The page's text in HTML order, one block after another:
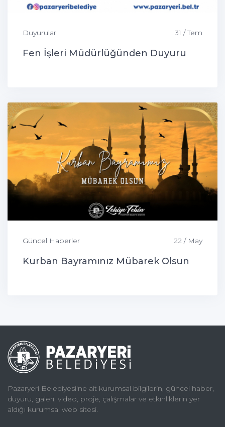
Duyurular 31 / Tem
Fen İşleri Müdürlüğünden Duyuru
Güncel Haberler 22 / May
Kurban Bayramınız Mübarek Olsun
Pazaryeri Belediyesi'ne ait kurumsal bilgilerin, güncel haber,
duyuru, galeri, video, proje, çalışmalar ve etkinliklerin yer
aldığı kurumsal web sitesi.